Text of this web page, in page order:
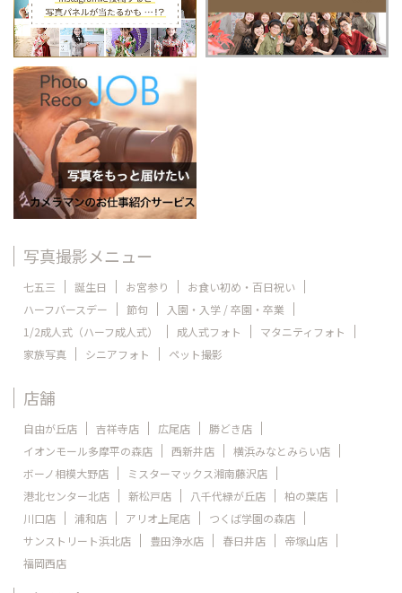
写真撮影メニュー
七五三 誕生日 お宮参り
お食い初め・百日祝い
ハーフバースデー
節句
入園・入学 / 卒園・卒業
1/2成人式（ハーフ成人式）
成人式フォト
マタニティフォト
家族写真
シニアフォト ペット撮影
店舗
自由が丘店 吉祥寺店 広尾店
勝どき店
イオンモール多摩平の森店
西新井店
横浜みなとみらい店
ボーノ相模大野店
ミスターマックス湘南藤沢店
港北センター北店
新松戸店 八千代緑が丘店
柏の葉店
川口店
浦和店 アリオ上尾店
つくば学園の森店
サンストリート浜北店
豊田浄水店 春日井店
帝塚山店
福岡西店